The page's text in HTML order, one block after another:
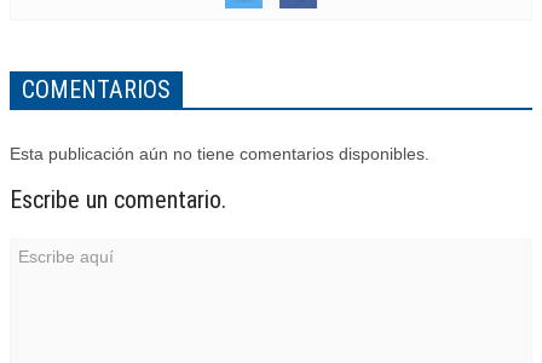
COMENTARIOS
Esta publicación aún no tiene comentarios disponibles.
Escribe un comentario.